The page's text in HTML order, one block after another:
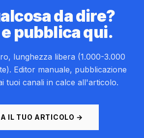
da dire?
pubblica qui.
lunghezza libera (1.000-3.000
Editor manuale, pubblicazione
tuoi canali in calce all'articolo.
IL TUO ARTICOLO →